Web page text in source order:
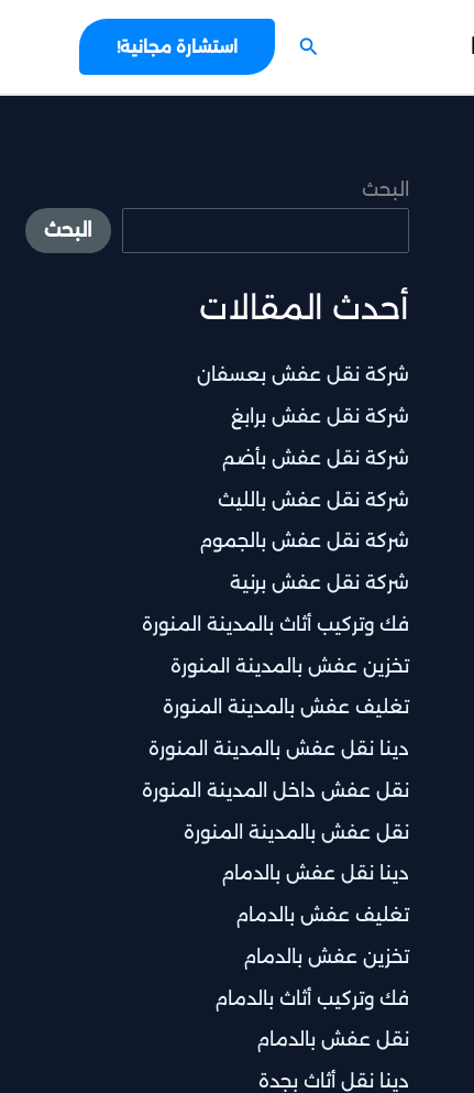
البحث استشارة مجانية!
البحث
البحث
أحدث المقالات
شركة نقل عفش بعسفان
شركة نقل عفش برابغ
شركة نقل عفش بأضم
شركة نقل عفش بالليث
شركة نقل عفش بالجموم
شركة نقل عفش برنية
فك وتركيب أثاث بالمدينة المنورة
تخزين عفش بالمدينة المنورة
تغليف عفش بالمدينة المنورة
دينا نقل عفش بالمدينة المنورة
نقل عفش داخل المدينة المنورة
نقل عفش بالمدينة المنورة
دينا نقل عفش بالدمام
تغليف عفش بالدمام
تخزين عفش بالدمام
فك وتركيب أثاث بالدمام
نقل عفش بالدمام
دينا نقل أثاث بجدة